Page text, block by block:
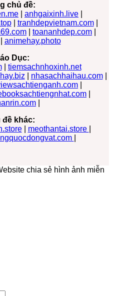
chủ đề:
anhgaixinh.live
| tranhdepvietnam.com|
toananhdep.com
animehay.photo
Dục:
| tiemsachnhoxinh.net
nhasachhaihau.com|
đề khác:
| meothantai.store
chia sẻ hình ảnh miễn